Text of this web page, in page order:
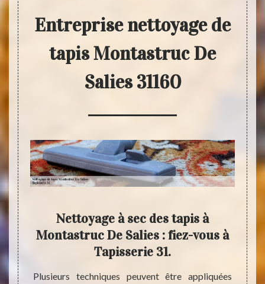
Entreprise nettoyage de
tapis Montastruc De
Salies 31160
la
et
Nettoyage à sec des tapis à
Montastruc De Salies : fiez-vous à
Tapisserie 31.
Plusieurs techniques peuvent être appliquées
Les